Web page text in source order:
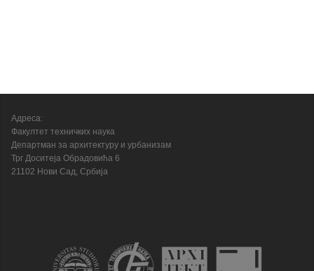
Адреса:
Факултет техничких наука
Департман за архитектуру и урбанизам
Трг Доситеја Обрадовића 6
21102 Нови Сад, Србија